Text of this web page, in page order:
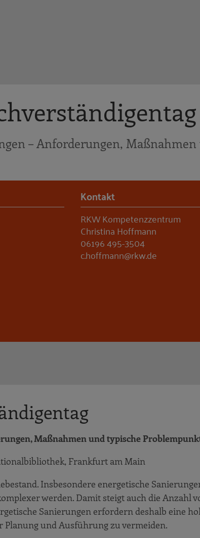
– Anforderungen,
Kontakt
RKW Kompetenzzentrum
Christina Hoffmann
06196 495-3504
c.hoffmann@rkw.de
Maßnahmen und typische
Frankfurt am Main
Insbesondere energetische
werden. Damit steigt auch die Anzahl
Sanierungen erfordern deshalb eine
Planung und Ausführung zu vermeiden.